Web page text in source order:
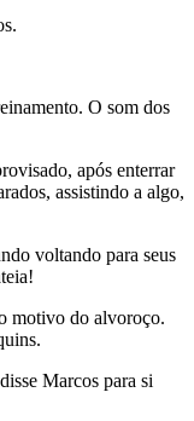
O som dos
após enterrar
assistindo a algo,
voltando para seus
motivo do alvoroço.
Marcos para si